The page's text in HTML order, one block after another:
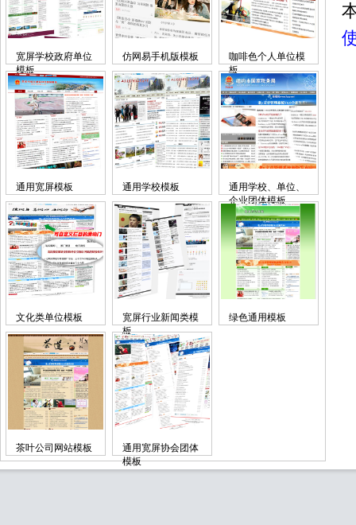
宽屏学校政府单位
模板
仿网易手机版模板
咖啡色个人单位模
板
通用宽屏模板 通用学校模板
通用学校、单位、
企业团体模板
文化类单位模板
宽屏行业新闻类模
板
绿色通用模板
茶叶公司网站模板
通用宽屏协会团体
模板